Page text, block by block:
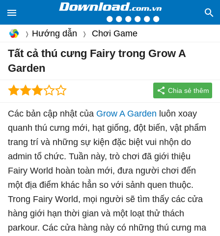
Hướng dẫn Chơi Game
Tất cả thú cưng Fairy trong Grow A
Garden
Các bản cập nhật của Grow A Garden luôn xoay
quanh thú cưng mới, hạt giống, đột biến, vật phẩm
trang trí và những sự kiện đặc biệt vui nhộn do
admin tổ chức. Tuần này, trò chơi đã giới thiệu
Fairy World hoàn toàn mới, đưa người chơi đến
một địa điểm khác hẳn so với sảnh quen thuộc.
Trong Fairy World, mọi người sẽ tìm thấy các cửa
hàng giới hạn thời gian và một loạt thử thách
parkour. Các cửa hàng này có những thú cưng ma